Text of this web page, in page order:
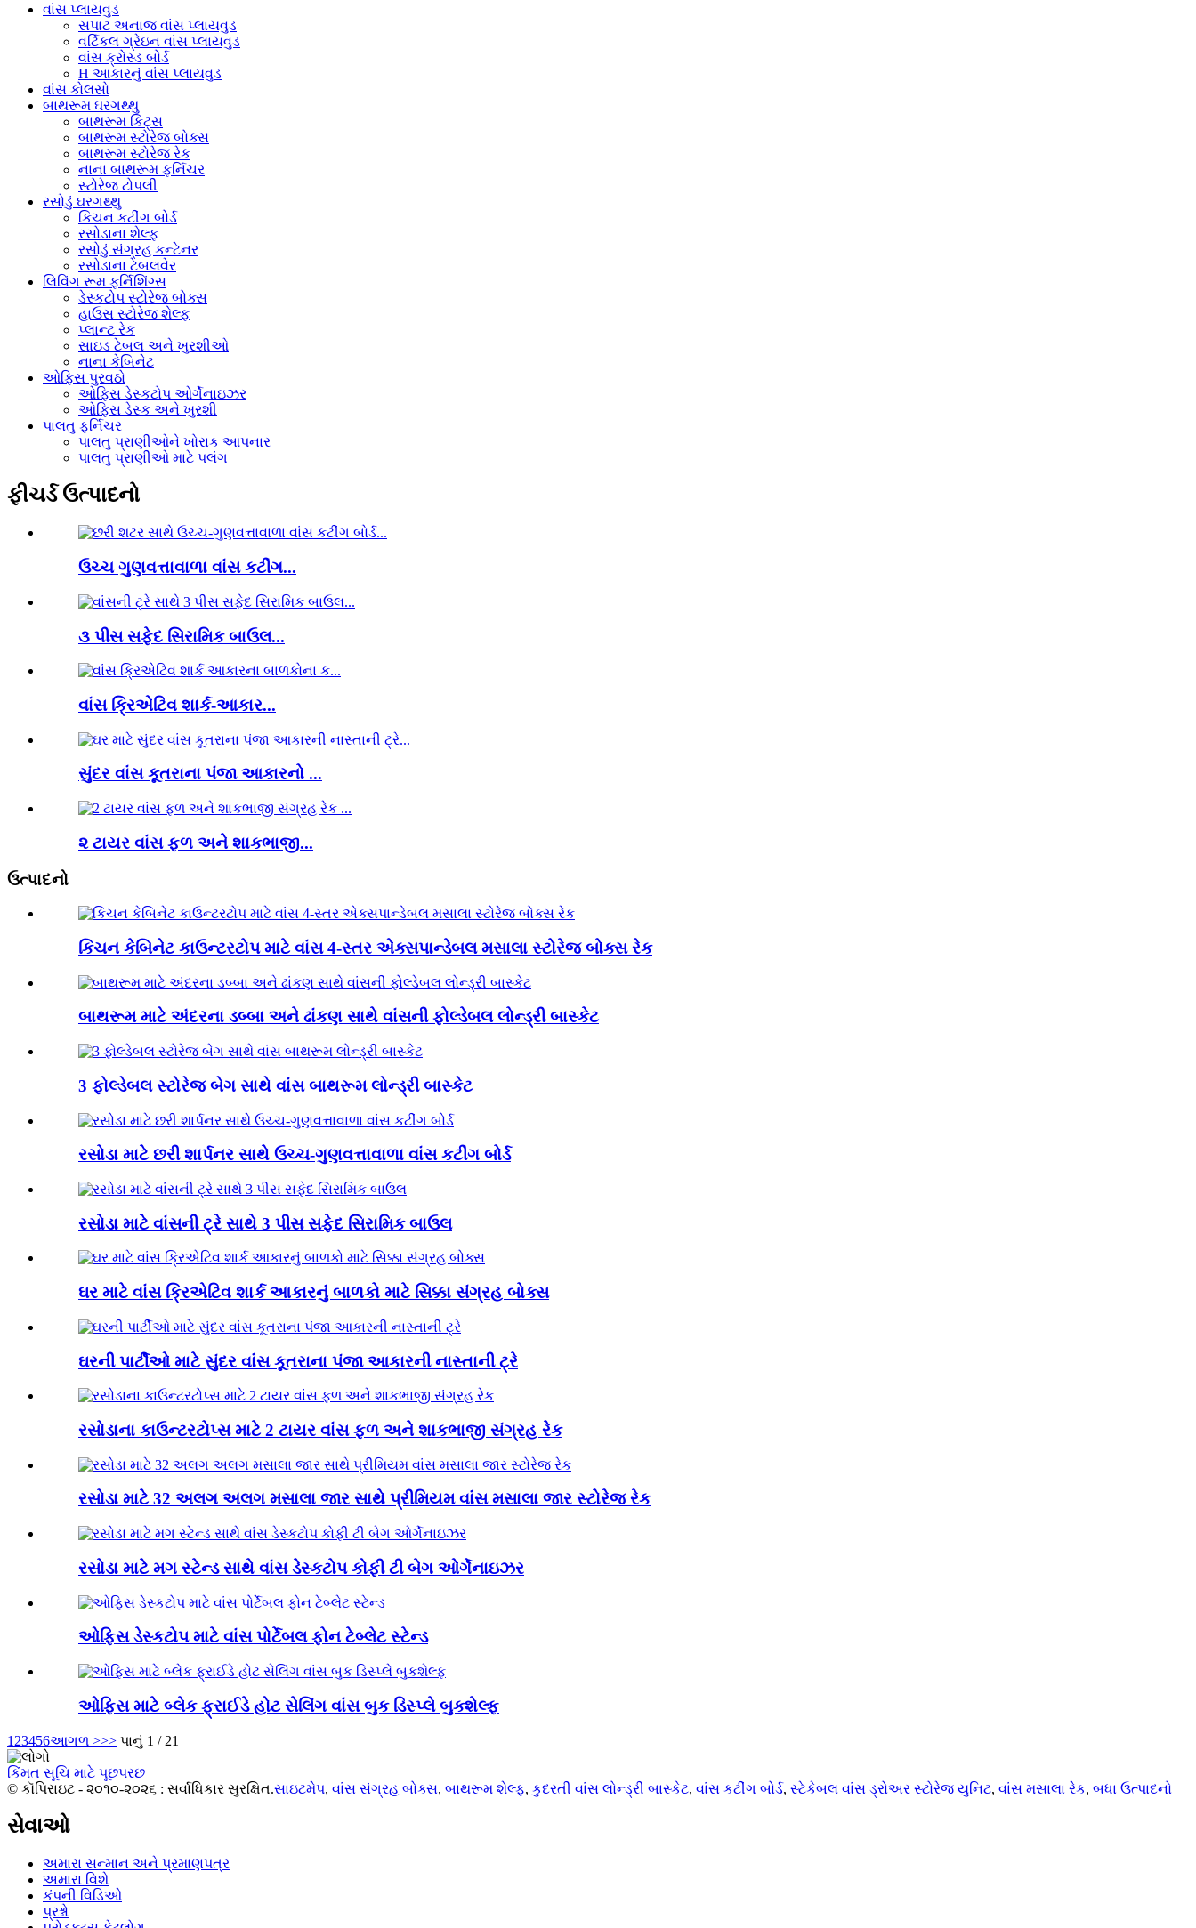
વાંસ પ્લાયવુડ
સપાટ અનાજ વાંસ પ્લાયવુડ
વર્ટિકલ ગ્રેઇન વાંસ પ્લાયવુડ
વાંસ ક્રોસ્ડ બોર્ડ
H આકારનું વાંસ પ્લાયવુડ
વાંસ કોલસો
બાથરૂમ ઘરગથ્થુ
બાથરૂમ કિટ્સ
બાથરૂમ સ્ટોરેજ બોક્સ
બાથરૂમ સ્ટોરેજ રેક
નાના બાથરૂમ ફર્નિચર
સ્ટોરેજ ટોપલી
રસોડું ઘરગથ્થુ
કિચન કટીંગ બોર્ડ
રસોડાના શેલ્ફ
રસોડું સંગ્રહ કન્ટેનર
રસોડાના ટેબલવેર
લિવિંગ રૂમ ફર્નિશિંગ્સ
ડેસ્કટોપ સ્ટોરેજ બોક્સ
હાઉસ સ્ટોરેજ શેલ્ફ
પ્લાન્ટ રેક
સાઇડ ટેબલ અને ખુરશીઓ
નાના કેબિનેટ
ઓફિસ પુરવઠો
ઓફિસ ડેસ્કટોપ ઓર્ગેનાઇઝર
ઓફિસ ડેસ્ક અને ખુરશી
પાલતુ ફર્નિચર
પાલતુ પ્રાણીઓને ખોરાક આપનાર
પાલતુ પ્રાણીઓ માટે પલંગ
ફીચર્ડ ઉત્પાદનો
ઉચ્ચ ગુણવત્તાવાળા વાંસ કટીંગ...
૩ પીસ સફેદ સિરામિક બાઉલ...
વાંસ ક્રિએટિવ શાર્ક-આકાર...
સુંદર વાંસ કૂતરાના પંજા આકારનો ...
૨ ટાયર વાંસ ફળ અને શાકભાજી...
ઉત્પાદનો
કિચન કેબિનેટ કાઉન્ટરટોપ માટે વાંસ 4-સ્તર એક્સપાન્ડેબલ મસાલા સ્ટોરેજ બોક્સ રેક
બાથરૂમ માટે અંદરના ડબ્બા અને ઢાંકણ સાથે વાંસની ફોલ્ડેબલ લોન્ડ્રી બાસ્કેટ
3 ફોલ્ડેબલ સ્ટોરેજ બેગ સાથે વાંસ બાથરૂમ લોન્ડ્રી બાસ્કેટ
રસોડા માટે છરી શાર્પનર સાથે ઉચ્ચ-ગુણવત્તાવાળા વાંસ કટીંગ બોર્ડ
રસોડા માટે વાંસની ટ્રે સાથે 3 પીસ સફેદ સિરામિક બાઉલ
ઘર માટે વાંસ ક્રિએટિવ શાર્ક આકારનું બાળકો માટે સિક્કા સંગ્રહ બોક્સ
ઘરની પાર્ટીઓ માટે સુંદર વાંસ કૂતરાના પંજા આકારની નાસ્તાની ટ્રે
રસોડાના કાઉન્ટરટોપ્સ માટે 2 ટાયર વાંસ ફળ અને શાકભાજી સંગ્રહ રેક
રસોડા માટે 32 અલગ અલગ મસાલા જાર સાથે પ્રીમિયમ વાંસ મસાલા જાર સ્ટોરેજ રેક
રસોડા માટે મગ સ્ટેન્ડ સાથે વાંસ ડેસ્કટોપ કોફી ટી બેગ ઓર્ગેનાઇઝર
ઓફિસ ડેસ્કટોપ માટે વાંસ પોર્ટેબલ ફોન ટેબ્લેટ સ્ટેન્ડ
ઓફિસ માટે બ્લેક ફ્રાઈડે હોટ સેલિંગ વાંસ બુક ડિસ્પ્લે બુકશેલ્ફ
1 23456આગળ >>> પાનું 1 / 21
કિંમત સૂચિ માટે પૂછપરછ
© કૉપિરાઇટ - ૨૦૧૦-૨૦૨૬ : સર્વાધિકાર સુરક્ષિત.સાઇટમેપ, વાંસ સંગ્રહ બોક્સ, બાથરૂમ શેલ્ફ, કુદરતી વાંસ લોન્ડ્રી બાસ્કેટ, વાંસ કટીંગ બોર્ડ, સ્ટેકેબલ વાંસ ડ્રોઅર સ્ટોરેજ યુનિટ, વાંસ મસાલા રેક, બધા ઉત્પાદનો
સેવાઓ
અમારા સન્માન અને પ્રમાણપત્ર
અમારા વિશે
કંપની વિડિઓ
પ્રશ્નો